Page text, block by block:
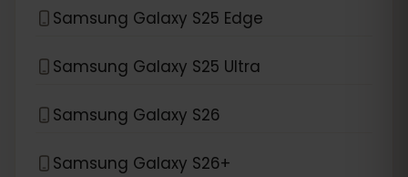
Samsung Galaxy S25 Edge
Samsung Galaxy S25 Ultra
Samsung Galaxy S26
Samsung Galaxy S26+